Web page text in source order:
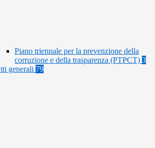
Piano triennale per la prevenzione della
corruzione e della trasparenza (PTPCT) 3
generali 79